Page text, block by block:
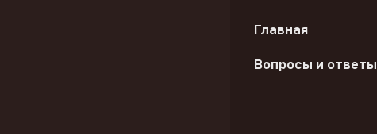
Главная
Вопросы и ответы